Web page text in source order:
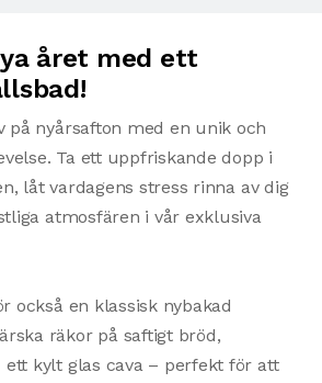
året med ett
på nyårsafton med en unik och
Ta ett uppfriskande dopp i
låt vardagens stress rinna av dig
atmosfären i vår exklusiva
också en klassisk nybakad
räkor på saftigt bröd,
kylt glas cava – perfekt för att